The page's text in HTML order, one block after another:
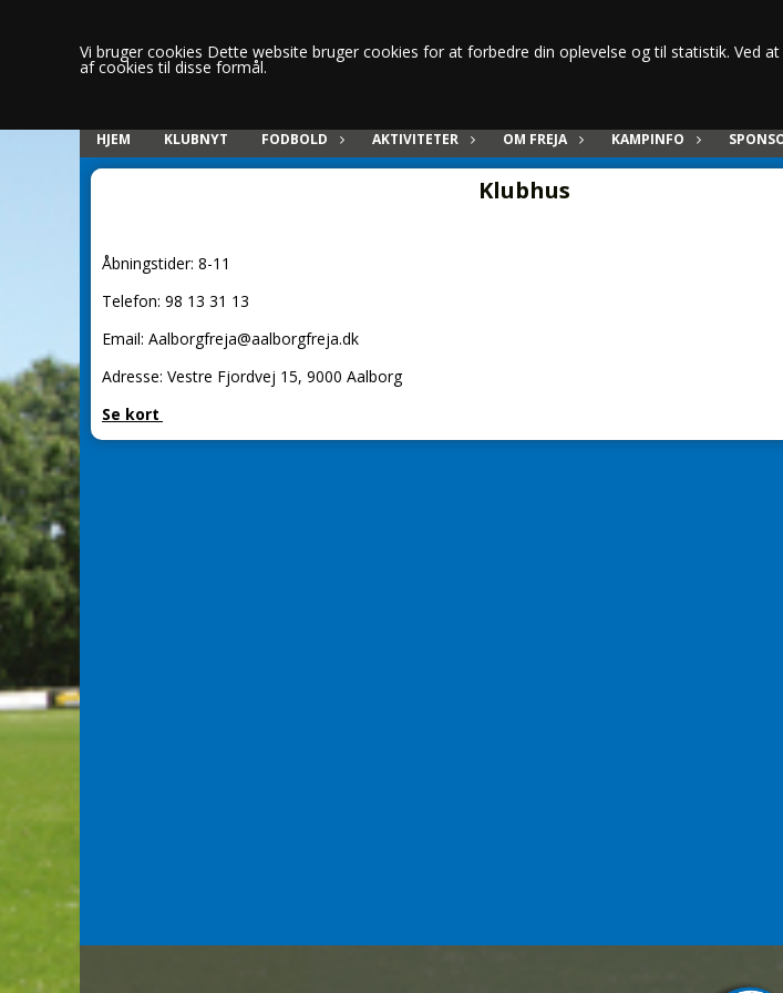
HJEM KLUBNYT FODBOLD AKTIVITETER OM FREJA KAMPINFO
Klubhus
Åbningstider: 8-11
Telefon: 98 13 31 13
Email: Aalborgfreja@aalborgfreja.dk
Adresse: Vestre Fjordvej 15, 9000 Aalborg
Se kort
Vi bruger cookies Dette website bruger cookies for at forbedre din oplevelse og til statistik. Ved
af cookies til disse formål.